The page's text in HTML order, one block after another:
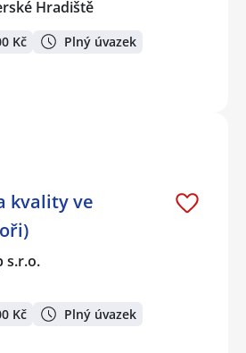
Hradiště
Kč Plný úvazek
kvality ve
s.r.o.
Kč Plný úvazek